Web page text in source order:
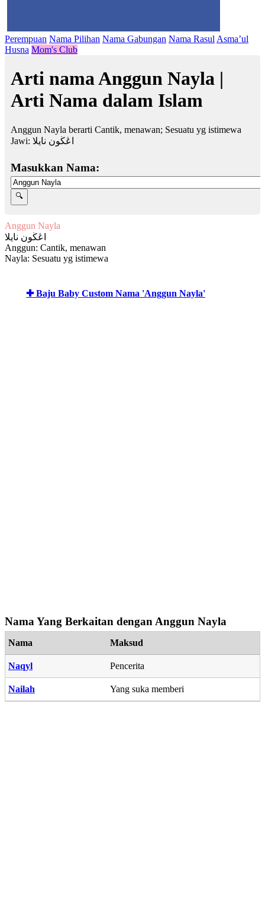
Perempuan Nama Pilihan Nama Gabungan Nama Rasul Asma’ul
Husna Mom's Club
Arti nama Anggun Nayla |
Arti Nama dalam Islam
Anggun Nayla berarti Cantik, menawan; Sesuatu yg istimewa
Jawi: اڠڬون نايلا
Masukkan Nama:
Anggun Nayla
اڠڬون نايلا
Anggun: Cantik, menawan
Nayla: Sesuatu yg istimewa
✚ Baju Baby Custom Nama 'Anggun Nayla'
Nama Yang Berkaitan dengan Anggun Nayla
Nama Maksud
Naqyl Pencerita
Nailah Yang suka memberi